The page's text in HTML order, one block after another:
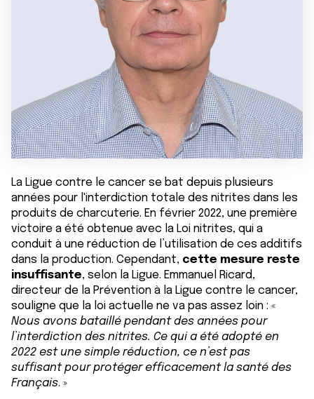
La Ligue contre le cancer se bat depuis plusieurs
années pour l'interdiction totale des nitrites dans les
produits de charcuterie. En février 2022, une première
victoire a été obtenue avec la Loi nitrites, qui a
conduit à une réduction de l’utilisation de ces additifs
dans la production. Cependant, cette mesure reste
insuffisante, selon la Ligue. Emmanuel Ricard,
directeur de la Prévention à la Ligue contre le cancer,
souligne que la loi actuelle ne va pas assez loin : «
Nous avons bataillé pendant des années pour
l’interdiction des nitrites. Ce qui a été adopté en
2022 est une simple réduction, ce n’est pas
suffisant pour protéger efficacement la santé des
Français. »